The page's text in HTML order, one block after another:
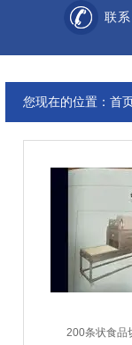
联
您现在的位置： 首
200条状食品